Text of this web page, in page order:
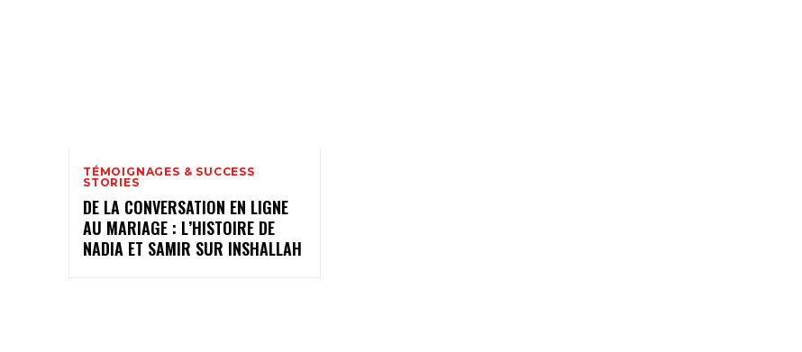
TÉMOIGNAGES & SUCCESS
STORIES
DE LA CONVERSATION EN LIGNE
AU MARIAGE : L’HISTOIRE DE
NADIA ET SAMIR SUR INSHALLAH